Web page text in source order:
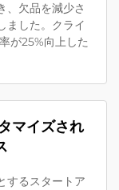
、欠品を減少さ
ました。クライ
が25%向上した
マイズされ
するスタートア